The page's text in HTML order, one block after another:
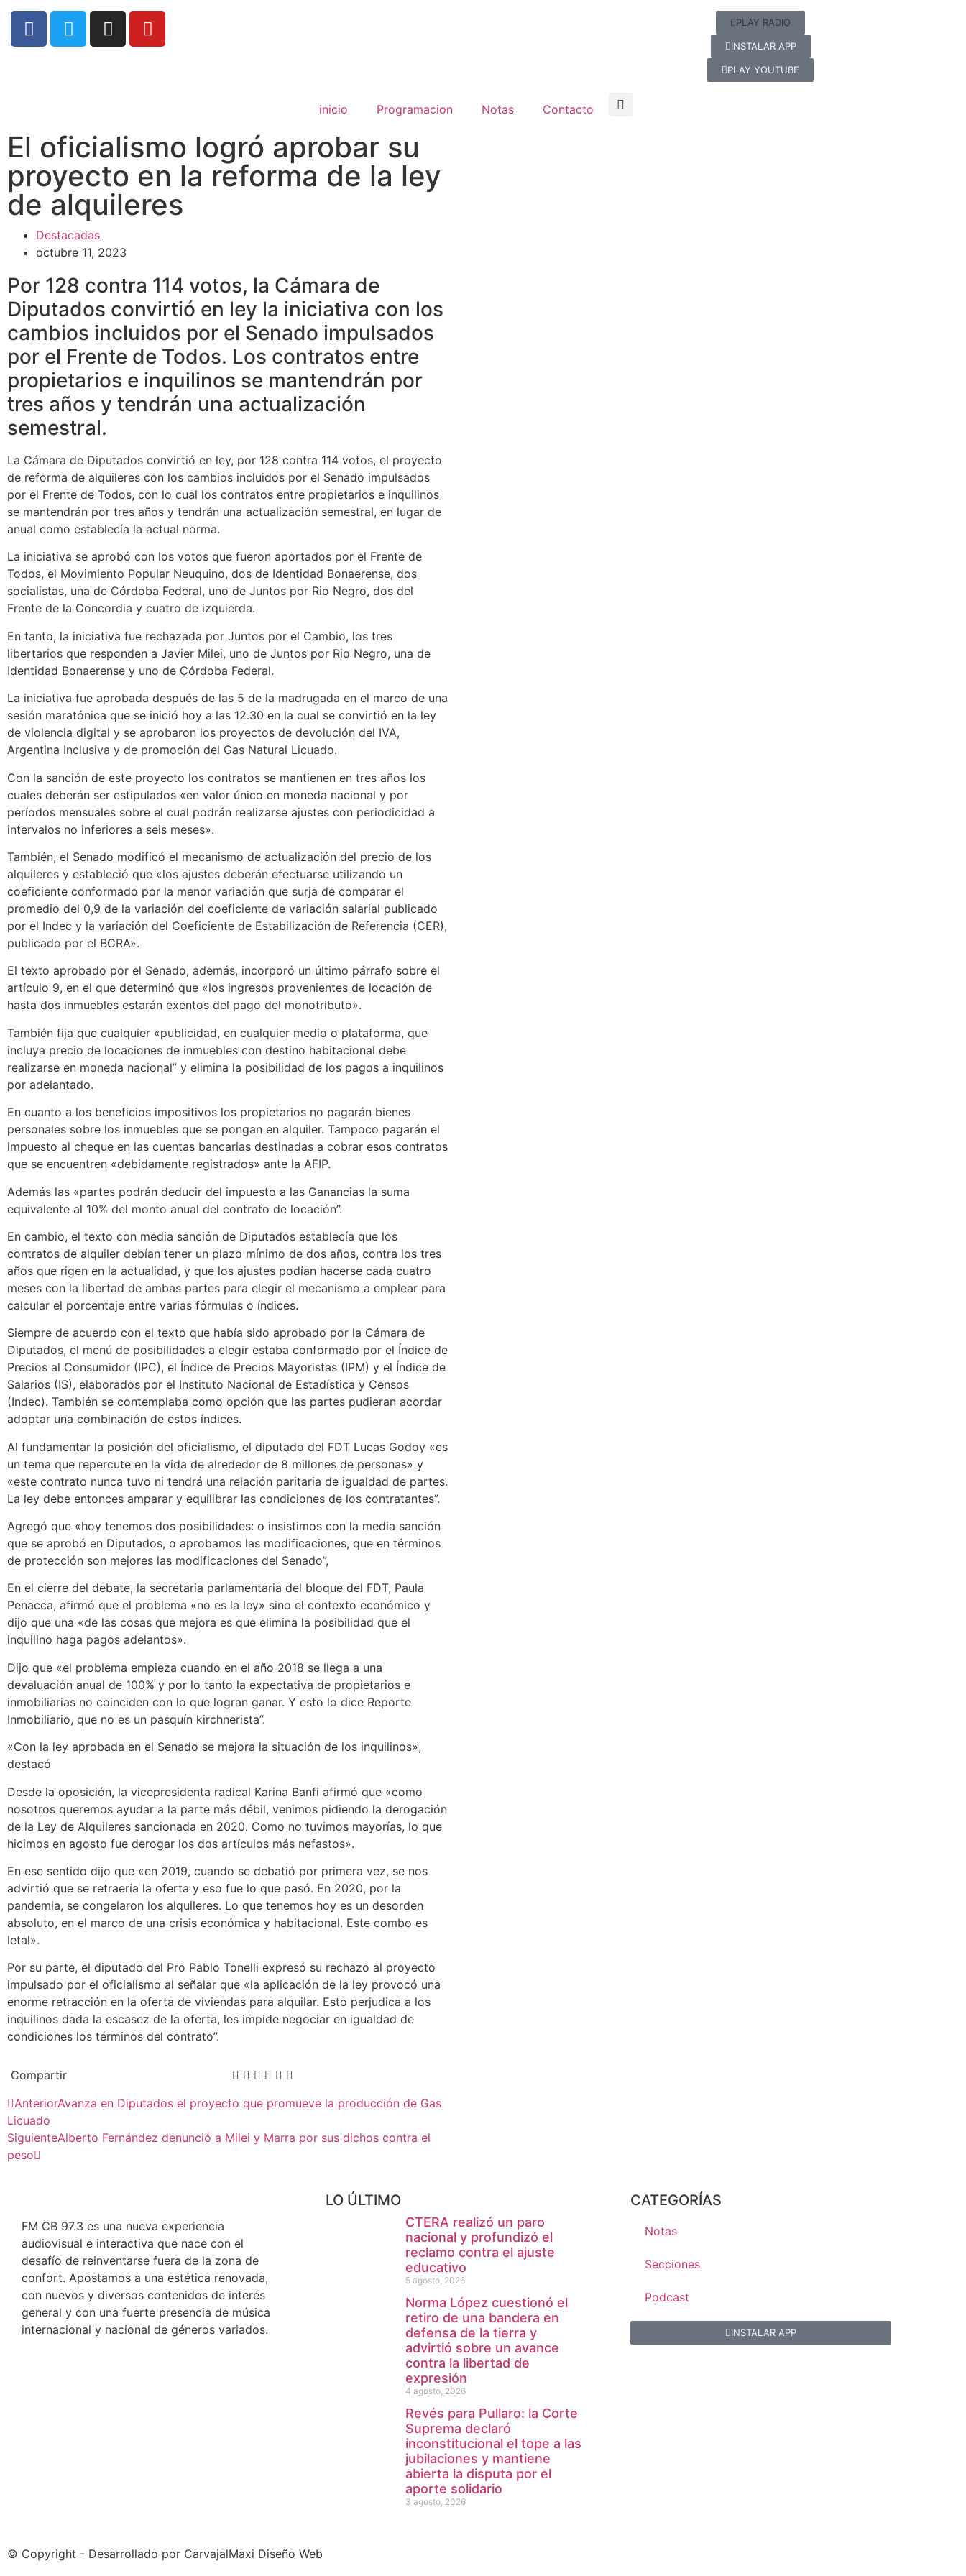
PLAY RADIO
INSTALAR APP
PLAY YOUTUBE
inicio Programacion Notas Contacto
El oficialismo logró aprobar su
proyecto en la reforma de la ley
de alquileres
Destacadas
octubre 11, 2023
Por 128 contra 114 votos, la Cámara de
Diputados convirtió en ley la iniciativa con los
cambios incluidos por el Senado impulsados
por el Frente de Todos. Los contratos entre
propietarios e inquilinos se mantendrán por
tres años y tendrán una actualización
semestral.
La Cámara de Diputados convirtió en ley, por 128 contra 114 votos, el proyecto
de reforma de alquileres con los cambios incluidos por el Senado impulsados
por el Frente de Todos, con lo cual los contratos entre propietarios e inquilinos
se mantendrán por tres años y tendrán una actualización semestral, en lugar de
anual como establecía la actual norma.
La iniciativa se aprobó con los votos que fueron aportados por el Frente de
Todos, el Movimiento Popular Neuquino, dos de Identidad Bonaerense, dos
socialistas, una de Córdoba Federal, uno de Juntos por Rio Negro, dos del
Frente de la Concordia y cuatro de izquierda.
En tanto, la iniciativa fue rechazada por Juntos por el Cambio, los tres
libertarios que responden a Javier Milei, uno de Juntos por Rio Negro, una de
Identidad Bonaerense y uno de Córdoba Federal.
La iniciativa fue aprobada después de las 5 de la madrugada en el marco de una
sesión maratónica que se inició hoy a las 12.30 en la cual se convirtió en la ley
de violencia digital y se aprobaron los proyectos de devolución del IVA,
Argentina Inclusiva y de promoción del Gas Natural Licuado.
Con la sanción de este proyecto los contratos se mantienen en tres años los
cuales deberán ser estipulados «en valor único en moneda nacional y por
períodos mensuales sobre el cual podrán realizarse ajustes con periodicidad a
intervalos no inferiores a seis meses».
También, el Senado modificó el mecanismo de actualización del precio de los
alquileres y estableció que «los ajustes deberán efectuarse utilizando un
coeficiente conformado por la menor variación que surja de comparar el
promedio del 0,9 de la variación del coeficiente de variación salarial publicado
por el Indec y la variación del Coeficiente de Estabilización de Referencia (CER),
publicado por el BCRA».
El texto aprobado por el Senado, además, incorporó un último párrafo sobre el
artículo 9, en el que determinó que «los ingresos provenientes de locación de
hasta dos inmuebles estarán exentos del pago del monotributo».
También fija que cualquier «publicidad, en cualquier medio o plataforma, que
incluya precio de locaciones de inmuebles con destino habitacional debe
realizarse en moneda nacional” y elimina la posibilidad de los pagos a inquilinos
por adelantado.
En cuanto a los beneficios impositivos los propietarios no pagarán bienes
personales sobre los inmuebles que se pongan en alquiler. Tampoco pagarán el
impuesto al cheque en las cuentas bancarias destinadas a cobrar esos contratos
que se encuentren «debidamente registrados» ante la AFIP.
Además las «partes podrán deducir del impuesto a las Ganancias la suma
equivalente al 10% del monto anual del contrato de locación”.
En cambio, el texto con media sanción de Diputados establecía que los
contratos de alquiler debían tener un plazo mínimo de dos años, contra los tres
años que rigen en la actualidad, y que los ajustes podían hacerse cada cuatro
meses con la libertad de ambas partes para elegir el mecanismo a emplear para
calcular el porcentaje entre varias fórmulas o índices.
Siempre de acuerdo con el texto que había sido aprobado por la Cámara de
Diputados, el menú de posibilidades a elegir estaba conformado por el Índice de
Precios al Consumidor (IPC), el Índice de Precios Mayoristas (IPM) y el Índice de
Salarios (IS), elaborados por el Instituto Nacional de Estadística y Censos
(Indec). También se contemplaba como opción que las partes pudieran acordar
adoptar una combinación de estos índices.
Al fundamentar la posición del oficialismo, el diputado del FDT Lucas Godoy «es
un tema que repercute en la vida de alrededor de 8 millones de personas» y
«este contrato nunca tuvo ni tendrá una relación paritaria de igualdad de partes.
La ley debe entonces amparar y equilibrar las condiciones de los contratantes”.
Agregó que «hoy tenemos dos posibilidades: o insistimos con la media sanción
que se aprobó en Diputados, o aprobamos las modificaciones, que en términos
de protección son mejores las modificaciones del Senado”,
En el cierre del debate, la secretaria parlamentaria del bloque del FDT, Paula
Penacca, afirmó que el problema «no es la ley» sino el contexto económico y
dijo que una «de las cosas que mejora es que elimina la posibilidad que el
inquilino haga pagos adelantos».
Dijo que «el problema empieza cuando en el año 2018 se llega a una
devaluación anual de 100% y por lo tanto la expectativa de propietarios e
inmobiliarias no coinciden con lo que logran ganar. Y esto lo dice Reporte
Inmobiliario, que no es un pasquín kirchnerista”.
«Con la ley aprobada en el Senado se mejora la situación de los inquilinos»,
destacó
Desde la oposición, la vicepresidenta radical Karina Banfi afirmó que «como
nosotros queremos ayudar a la parte más débil, venimos pidiendo la derogación
de la Ley de Alquileres sancionada en 2020. Como no tuvimos mayorías, lo que
hicimos en agosto fue derogar los dos artículos más nefastos».
En ese sentido dijo que «en 2019, cuando se debatió por primera vez, se nos
advirtió que se retraería la oferta y eso fue lo que pasó. En 2020, por la
pandemia, se congelaron los alquileres. Lo que tenemos hoy es un desorden
absoluto, en el marco de una crisis económica y habitacional. Este combo es
letal».
Por su parte, el diputado del Pro Pablo Tonelli expresó su rechazo al proyecto
impulsado por el oficialismo al señalar que «la aplicación de la ley provocó una
enorme retracción en la oferta de viviendas para alquilar. Esto perjudica a los
inquilinos dada la escasez de la oferta, les impide negociar en igualdad de
condiciones los términos del contrato”.
Compartir
AnteriorAvanza en Diputados el proyecto que promueve la producción de Gas
Licuado
SiguienteAlberto Fernández denunció a Milei y Marra por sus dichos contra el
peso
FM CB 97.3 es una nueva experiencia
audiovisual e interactiva que nace con el
desafío de reinventarse fuera de la zona de
confort. Apostamos a una estética renovada,
con nuevos y diversos contenidos de interés
general y con una fuerte presencia de música
internacional y nacional de géneros variados.
LO ÚLTIMO
CTERA realizó un paro
nacional y profundizó el
reclamo contra el ajuste
educativo
5 agosto, 2026
Norma López cuestionó el
retiro de una bandera en
defensa de la tierra y
advirtió sobre un avance
contra la libertad de
expresión
4 agosto, 2026
Revés para Pullaro: la Corte
Suprema declaró
inconstitucional el tope a las
jubilaciones y mantiene
abierta la disputa por el
aporte solidario
3 agosto, 2026
CATEGORÍAS
Notas
Secciones
Podcast
INSTALAR APP
© Copyright - Desarrollado por CarvajalMaxi Diseño Web